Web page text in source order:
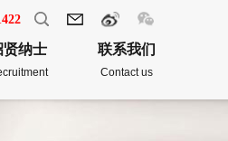
贤纳士 联系我们
Contact us